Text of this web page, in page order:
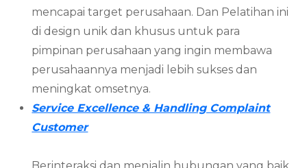
mencapai target perusahaan. Dan Pelatihan ini
di design unik dan khusus untuk para
pimpinan perusahaan yang ingin membawa
perusahaannya menjadi lebih sukses dan
meningkat omsetnya.
Service Excellence & Handling Complaint
Customer